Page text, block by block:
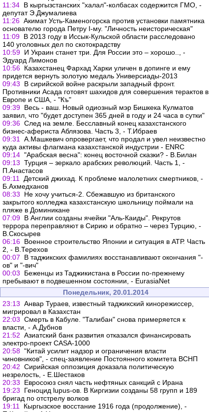
11:34 В кыргызстанских "халал"-колбасах содержится ГМО, -
депутат Э.Джумалиева
11:26 Акимат Усть-Каменогорска против установки памятника
основателю города Петру I-му. "Личность неисторическая"
11:09 В 2013 году в Иссык-Кульской области расследовано
140 уголовных дел по скотокрадству
10:59 И Украин станет три. Для России это – хорошо.., -
Эдуард Лимонов
10:56 Казахстанец Фархад Харки уличен в допинге и ему
придется вернуть золотую медаль Универсиады-2013
09:43
В сирийской войне раскрыли западный фронт.
Противники Асада готовят шахидов для совершения терактов в
Европе и США, - "Къ"
09:39 Весь - ваш. Новый одиозный мэр Бишкека Кулматов
заявил, что "будет доступен 365 дней в году и 24 часа в сутки"
09:36 След на земле. Бесславный конец казахстанского
бизнес-афериста Аблязова. Часть 3, - Т.Ибраев
09:31
А.Машкевич опровергает, что продал и увел неизвестно
куда активы флагмана казахстанской индустрии - ENRC
09:14 "Арабская весна": конец восточной сказки? - В.Билан
09:13 Турция – зеркало арабских революций. Часть 1, -
П.Анастасов
09:11
Детский джихад. К проблеме малолетних смертников, -
Б.Ахмедханов
08:33
Не хочу учиться-2. Сбежавшую из британского
закрытого колледжа казахстанскую школьницу поймали на
пляже в Доминикане
07:09 В Англии созданы ячейки "Аль-Каиды". Рекрутов
террора переправляют в Сирию и обратно – через Турцию, -
В.Скосырев
06:16 Военное строительство Японии и ситуация в АТР. Часть
2, - В.Терехов
00:07
В таджикских фамилиях восстанавливают окончания "-
ов" и "-вич"
00:03
Беженцы из Таджикистана в России по-прежнему
пребывают в подвешенном состоянии, - EurasiaNet
Понедельник, 20.01.2014
23:13 Анвар Тураев, известный таджикский кинорежиссер,
мигрировал в Казахстан
22:03 Смерть в Кабуле. "Талибан" снова примеряется к
власти, - А.Дубнов
21:52 Азиатский банк развития отказался финансировать
электро-проект CASA-1000
20:58 "Китай усилит надзор и ограничения власти
чиновников", - спец-заявление Постоянного комитета ВСНП
20:42 Сирийская оппозиция доказала политическую
незрелость, - Е.Шестаков
20:33
Евросоюз снял часть нефтяных санкций с Ирана
19:23
Геноцид lupus-ов. В Киргизии созданы 58 групп и 189
бригад по отстрелу волков
19:11
Кыргызское восстание 1916 года (продолжение), -